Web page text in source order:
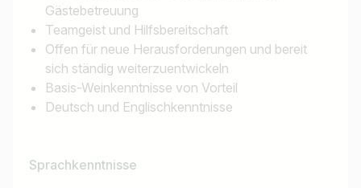
Gästebetreuung
Teamgeist und Hilfsbereitschaft
Offen für neue Herausforderungen und bereit
sich ständig weiterzuentwickeln
Basis-Weinkenntnisse von Vorteil
Deutsch und Englischkenntnisse
Sprachkenntnisse